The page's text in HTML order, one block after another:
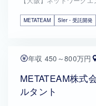
METATEAM SIer・受託開発
年収 450～800万円
METATEAM株式
ルタント